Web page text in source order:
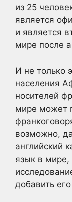
из 25
является
и является
мире после
И не только
населения
носителей
мире может
возможно,
английский
язык в мире,
добавить